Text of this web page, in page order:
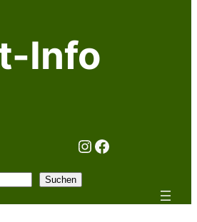
Info
Instagram
Facebook
Suchen